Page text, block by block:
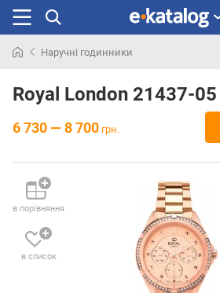
раніше
Наручні годинники
Royal London 21437-05
6 730 — 8 700 грн.
в порівняння
в список